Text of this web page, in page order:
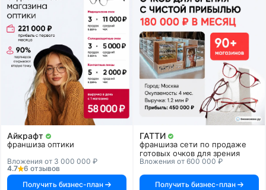
Айкрафт
франшиза оптики
Вложения от 3 000 000 ₽
4.7
6 отзывов
Получить бизнес-план
ГАТТИ
франшиза сети по продаже
готовых очков для зрения
Вложения от 600 000 ₽
Получить бизнес-план